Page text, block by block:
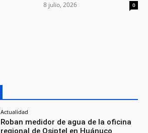
8 julio, 2026 0
Actualidad
Roban medidor de agua de la oficina